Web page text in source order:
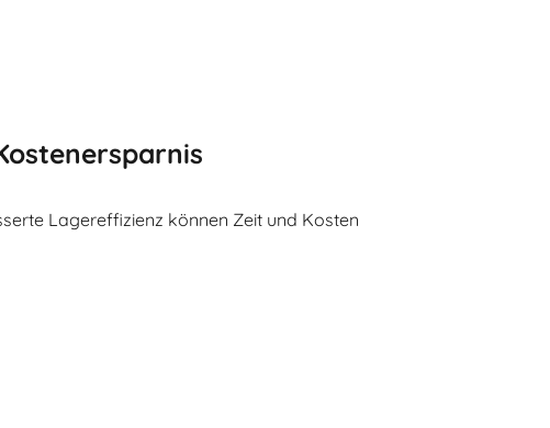
Lagereffizienz können Zeit und Kosten